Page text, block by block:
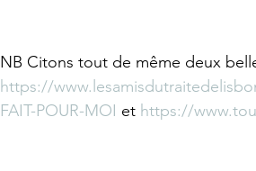
NB Citons tout de même deux
https://
FAIT-POUR-MOI et https://